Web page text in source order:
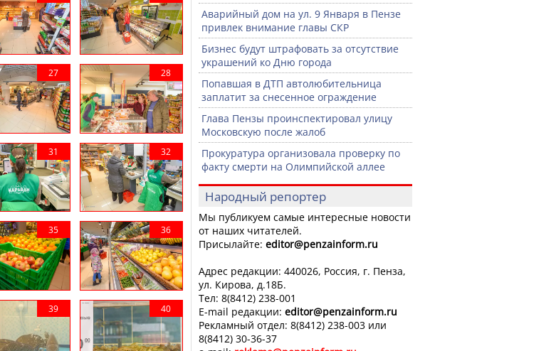
Аварийный дом на ул. 9 Января в Пензе
привлек внимание главы СКР
Бизнес будут штрафовать за отсутствие
украшений ко Дню города
Попавшая в ДТП автолюбительница
заплатит за снесенное ограждение
Глава Пензы проинспектировал улицу
Московскую после жалоб
Прокуратура организовала проверку по
факту смерти на Олимпийской аллее
Народный репортер
Мы публикуем самые интересные новости
от наших читателей.
Присылайте: editor@penzainform.ru
Адрес редакции: 440026, Россия, г. Пенза,
ул. Кирова, д.18Б.
Тел: 8(8412) 238-001
E-mail редакции: editor@penzainform.ru
Рекламный отдел: 8(8412) 238-003 или
8(8412) 30-36-37